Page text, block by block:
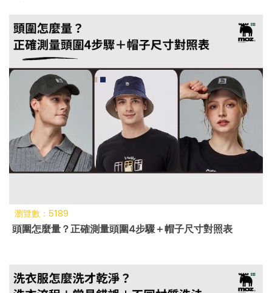
瀏覽數：5189
頭圍怎麼量？正確測量頭圍4步驟＋帽子尺寸對照表